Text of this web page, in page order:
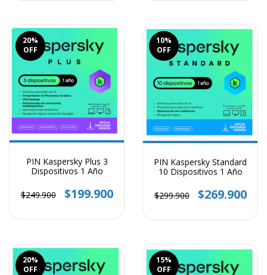
20%
OFF
PIN Kaspersky Plus 3
Dispositivos 1 Año
$249.900 $199.900
10%
OFF
PIN Kaspersky Standard
10 Dispositivos 1 Año
$299.900 $269.900
20%
OFF
15%
OFF